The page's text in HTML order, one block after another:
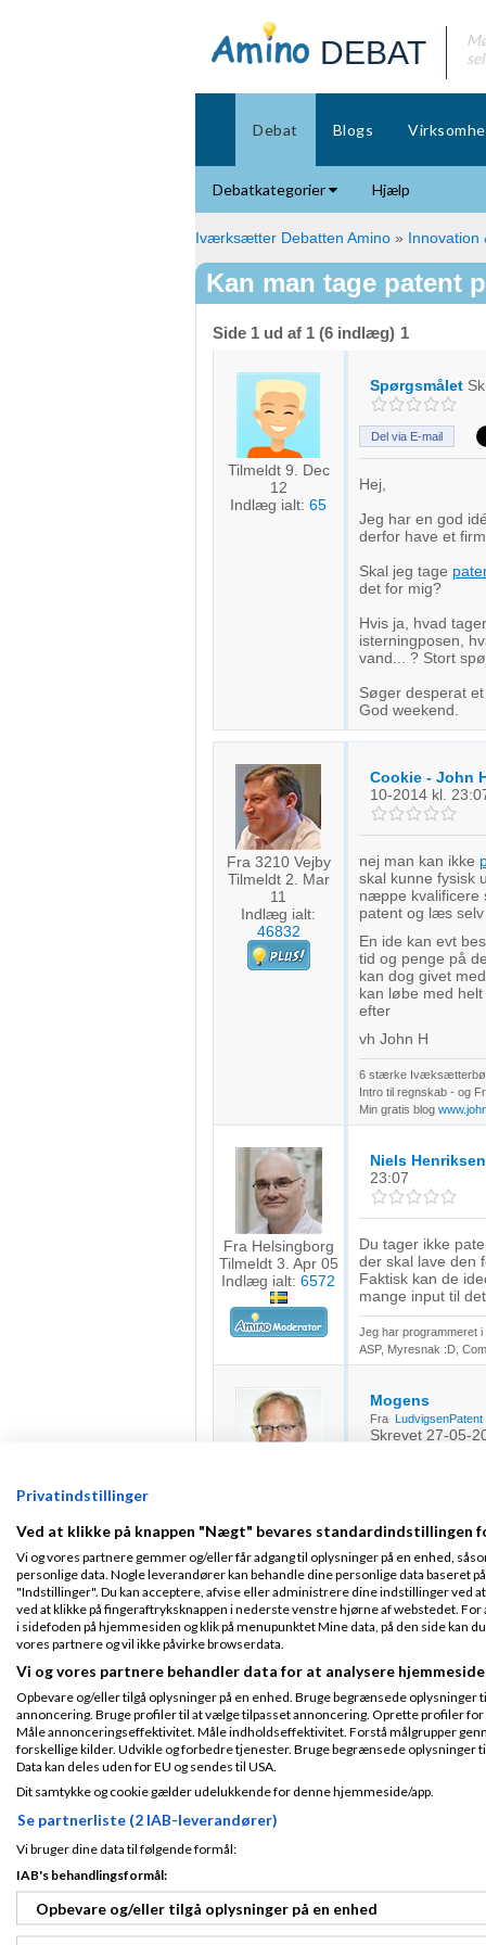
DEBAT
Debat Blogs
Debatkategorier Hjælp
Iværksætter Debatten Amino » Innovation
Kan man tage patent
Side 1 ud af 1 (6 indlæg) 1
Tilmeldt 9. Dec
12
Indlæg ialt: 65
Spørgsmålet
Del via E-mail
Hej,
Jeg har en god
derfor have et
Skal jeg tage
det for mig?
Hvis ja, hvad
isterningposen,
vand... ? Stort
Søger desperat et
God weekend.
Fra 3210 Vejby
Tilmeldt 2. Mar
11
Indlæg ialt:
46832
Cookie - John
10-2014kl.
nej man kan ikke
skal kunne fysisk
næppe kvalificere
patent og læs
En ide kan evt
tid og penge på
kan dog givet
kan løbe med
efter
vh John H
6 stærke
Intro til regnskab - og
Min gratis blog
Fra Helsingborg
Tilmeldt 3. Apr 05
Indlæg ialt: 6572
Niels Henriksen
23:07
Du tager ikke
der skal lave den
Faktisk kan de
mange input til det.
Jeg har programmeret
ASP, Myresnak :D,
Indlæg ialt:373
Mogens
Fra LudvigsenPatent
Skrevet 27-05-
Ja - det har vi tit
Tilmeldt 15. Jan
16
Indlæg ialt:21
Kasper Bruun
Det er rigtigt som
Udgangspunktet
patentlovens §
effekt. Det kan
opfindelseshøjde.
Skrevet02-06-
Privatindstillinger
Ved at klikke på knappen "Nægt" bevares standardindstillingen
Vi og vores partnere gemmer og/eller får adgang til oplysninger på en enhed,
personlige data. Nogle leverandører kan behandle dine personlige data baseret
"Indstillinger". Du kan acceptere, afvise eller administrere dine indstillinger ved
ved at klikke på fingeraftryksknappen i nederste venstre hjørne af webstedet.
i sidefoden på hjemmesiden og klik på menupunktet Mine data, på den side kan
vores partnere og vil ikke påvirke browserdata.
Vi og vores partnere behandler data for at analysere
Opbevare og/eller tilgå oplysninger på en enhed. Bruge begrænsede
annoncering. Bruge profiler til at vælge tilpasset annoncering. Oprette profiler
Måle annonceringseffektivitet. Måle indholdseffektivitet. Forstå målgrupper
forskellige kilder. Udvikle og forbedre tjenester. Bruge begrænsede oplysninger
Data kan deles uden for EU og sendes til USA.
Dit samtykke og cookie gælder udelukkende for denne hjemmeside/app.
Se partnerliste (2 IAB-leverandører)
Vi bruger dine data til følgende formål:
IAB's behandlingsformål:
Opbevare og/eller tilgå oplysninger på en enhed